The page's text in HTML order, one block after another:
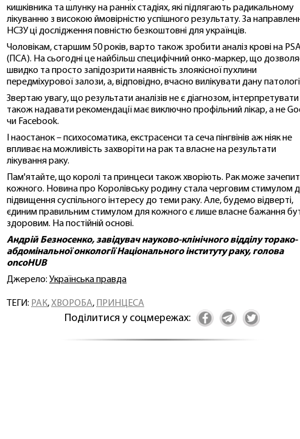
кишківника та шлунку на ранніх стадіях, які підлягають радикальному
лікуванню з високою ймовірністю успішного результату. За
НСЗУ ці дослідження повністю безкоштовні для українців.
Чоловікам, старшим 50 років, варто також зробити аналіз крові на
(ПСА). На сьогодні це найбільш специфічний онко-маркер, що
швидко та просто запідозрити наявність злоякісної пухлини
передміхурової залози, а, відповідно, вчасно вилікувати дану
Звертаю увагу, що результати аналізів не є діагнозом, інтерпретувати
також надавати рекомендації має виключно профільний лікар, а не
чи Facebook.
І наостанок – психосоматика, екстрасенси та сеча пінгвінів аж ніяк не
впливає на можливість захворіти на рак та власне на результати
лікування раку.
Пам'ятайте, що королі та принцеси також хворіють. Рак може
кожного. Новина про Королівську родину стала черговим стимулом
підвищення суспільного інтересу до теми раку. Але, будемо відверті,
єдиним правильним стимулом для кожного є лише власне бажання
здоровим. На постійній основі.
Андрій Безносенко, завідувач науково-клінічного відділу торако-
абдомінальної онкології Національного інституту раку, голова
oncoHUB
Джерело: Українська правда
ТЕГИ: РАК,ХВОРОБА, ПРИНЦЕСА
Поділитися у соцмережах: